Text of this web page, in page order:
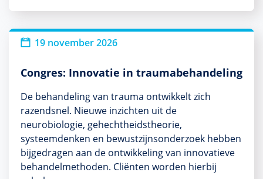
Nieuw19 november 2026
Congres: Innovatie in traumabehandeling
De behandeling van trauma ontwikkelt zich
razendsnel. Nieuwe inzichten uit de
neurobiologie, gehechtheidstheorie,
systeemdenken en bewustzijnsonderzoek hebben
bijgedragen aan de ontwikkeling van innovatieve
behandelmethoden. Cliënten worden hierbij